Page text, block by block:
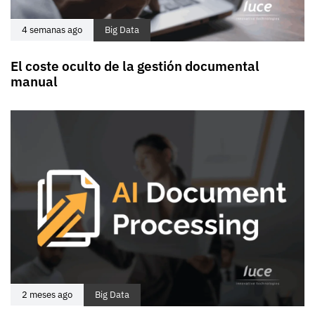
4 semanas ago Big Data
El coste oculto de la gestión documental
manual
2 meses ago Big Data